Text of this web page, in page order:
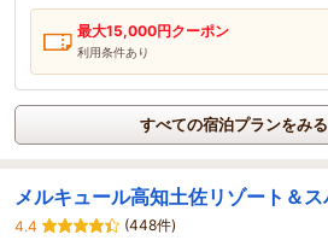
最大15,000円クーポン
利用条件あり
すべての宿泊プランをみる
メルキュール高知土佐リゾート＆ス
4.4
(448件)